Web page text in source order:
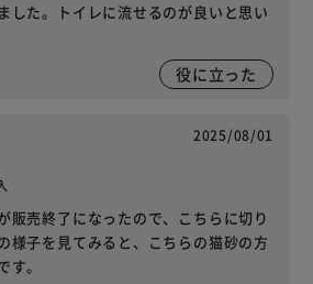
した。トイレに流せるのが良いと思い
役に立った
2025/08/01
販売終了になったので、こちらに切り
様子を見てみると、こちらの猫砂の方
。